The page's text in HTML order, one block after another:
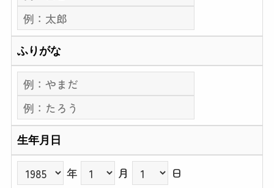
ふりがな
生年月日
年 月 日